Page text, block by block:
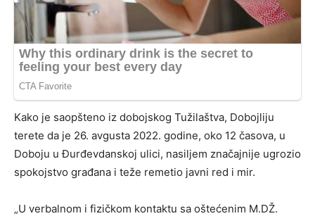
Kako je saopšteno iz dobojskog Tužilaštva, Dobojliju
terete da je 26. avgusta 2022. godine, oko 12 časova, u
Doboju u Đurđevdanskoj ulici, nasiljem značajnije ugrozio
spokojstvo građana i teže remetio javni red i mir.
„U verbalnom i fizičkom kontaktu sa oštećenim M.DŽ.